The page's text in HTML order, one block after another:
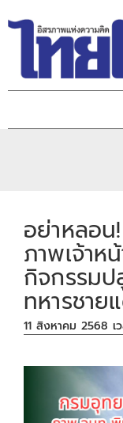
อย่าหลอ
ภาพเจ้าห
กิจกรรมป
ทหารชาย
11 สิงหาคม 2568 เ